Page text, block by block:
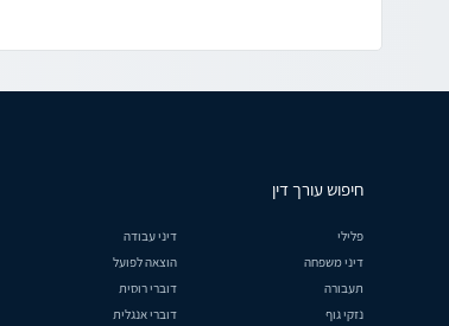
חיפוש עורך דין
פלילי
דיני עבודה
דיני משפחה
הוצאה לפועל
תעבורה
דוברי רוסית
נזקי גוף
דוברי אנגלית